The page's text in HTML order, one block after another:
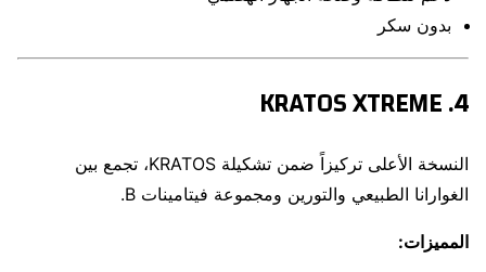
بدون سكر
4. KRATOS XTREME
النسخة الأعلى تركيزاً ضمن تشكيلة KRATOS، تجمع بين
الغوارانا الطبيعي والتورين ومجموعة فيتامينات B.
المميزات: